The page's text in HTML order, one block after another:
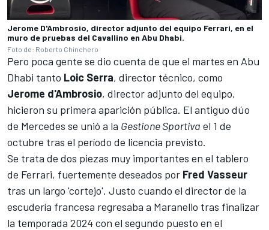
Jerome D'Ambrosio, director adjunto del equipo Ferrari, en el
muro de pruebas del Cavallino en Abu Dhabi.
Foto de: Roberto Chinchero
Pero poca gente se dio cuenta de que el martes en Abu
Dhabi tanto Loic Serra, director técnico, como
Jerome d'Ambrosio, director adjunto del equipo,
hicieron su primera aparición pública. El antiguo dúo
de Mercedes se unió a la Gestione Sportiva el 1 de
octubre tras el período de licencia previsto.
Se trata de dos piezas muy importantes en el tablero
de Ferrari, fuertemente deseados por Fred Vasseur
tras un largo 'cortejo'. Justo cuando el director de la
escudería francesa regresaba a Maranello tras finalizar
la temporada 2024 con el segundo puesto en el